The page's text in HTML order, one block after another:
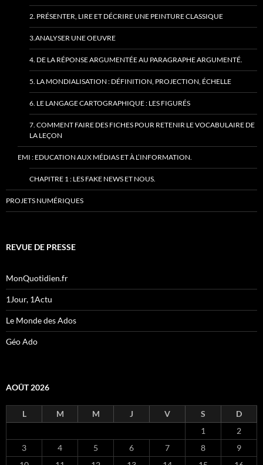
2. PRÉSENTER, LIRE ET DÉCRIRE UNE PEINTURE CLASSIQUE
3.ANALYSER UNE OEUVRE
4. DE LA RÉPONSE ARGUMENTÉE AU PARAGRAPHE ARGUMENTÉ.
5. LA MONDIALISATION : DÉFINITION, PROJECTION, ÉCHELLE
6. LE LANGAGE CARTOGRAPHIQUE : LES FIGURÉS
7. COMMENT FAIRE DES FICHES POUR RETENIR LE VOCABULAIRE DE
LA LEÇON
EMI : EDUCATION AUX MÉDIAS ET À L’INFORMATION.
CHAPITRE 1 : LES FAKE NEWS ET NOUS.
PROJETS NUMÉRIQUES
REVUE DE PRESSE
MonQuotidien.fr
1Jour, 1Actu
Le Monde des Ados
Géo Ado
AOÛT 2026
L M M J V S
D
1
2
3
4 5 6 7 8
9